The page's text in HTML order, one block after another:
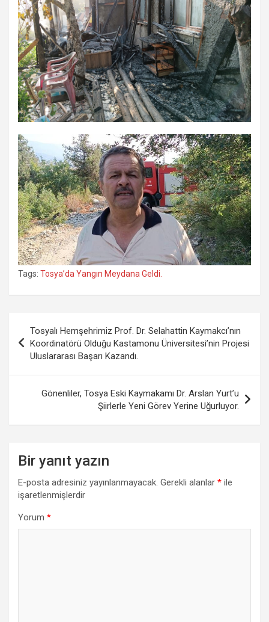
Tags: Tosya’da Yangın Meydana Geldi.
gezinmesi
Tosyalı Hemşehrimiz Prof. Dr. Selahattin Kaymakcı’nın
Koordinatörü Olduğu Kastamonu Üniversitesi’nin Projesi
Uluslararası Başarı Kazandı.
Gönenliler, Tosya Eski Kaymakamı Dr. Arslan Yurt’u
Şiirlerle Yeni Görev Yerine Uğurluyor.
Bir yanıt yazın
E-posta adresiniz yayınlanmayacak. Gerekli alanlar * ile
işaretlenmişlerdir
Yorum *